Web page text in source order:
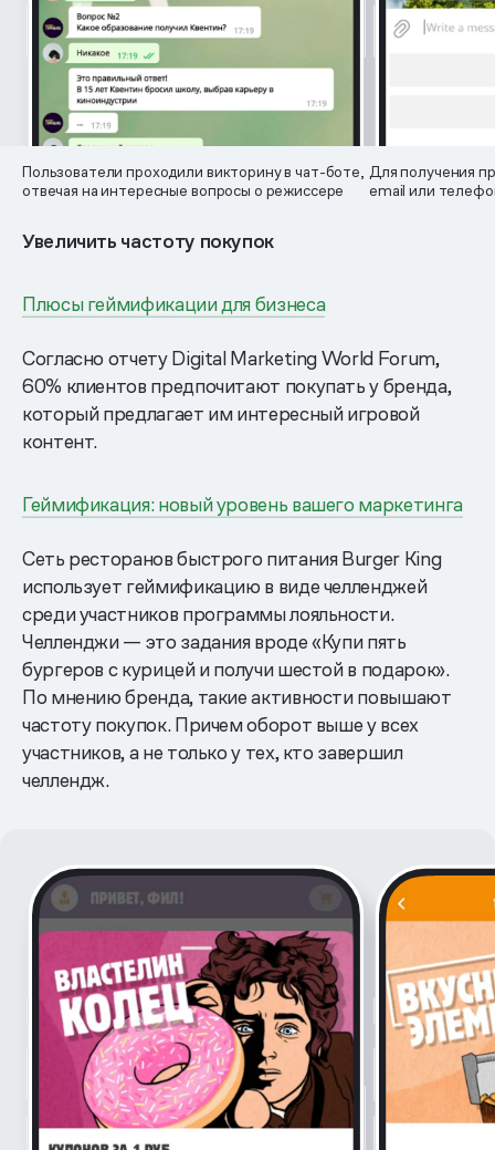
Пользователи проходили викторину в чат-боте,
отвечая на интересные вопросы о режиссере
Для получения
email или
Увеличить частоту покупок
Плюсы геймификации для бизнеса
Согласно отчету Digital Marketing World Forum,
60% клиентов предпочитают покупать у бренда,
который предлагает им интересный игровой
контент.
Геймификация: новый уровень вашего маркетинга
Сеть ресторанов быстрого питания Burger King
использует геймификацию в виде челленджей
среди участников программы лояльности.
Челленджи — это задания вроде «Купи пять
бургеров с курицей и получи шестой в подарок».
По мнению бренда, такие активности повышают
частоту покупок. Причем оборот выше у всех
участников, а не только у тех, кто завершил
челлендж.